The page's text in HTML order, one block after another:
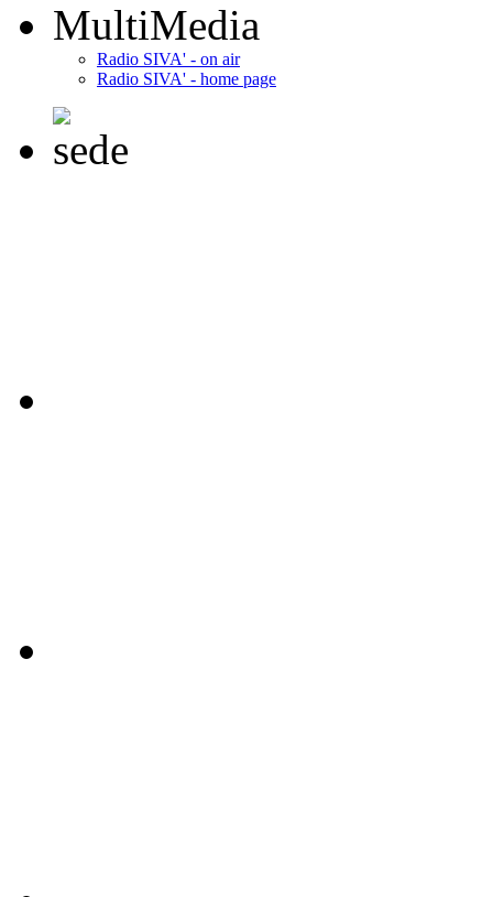
MultiMedia
Radio SIVA' - on air
Radio SIVA' - home page